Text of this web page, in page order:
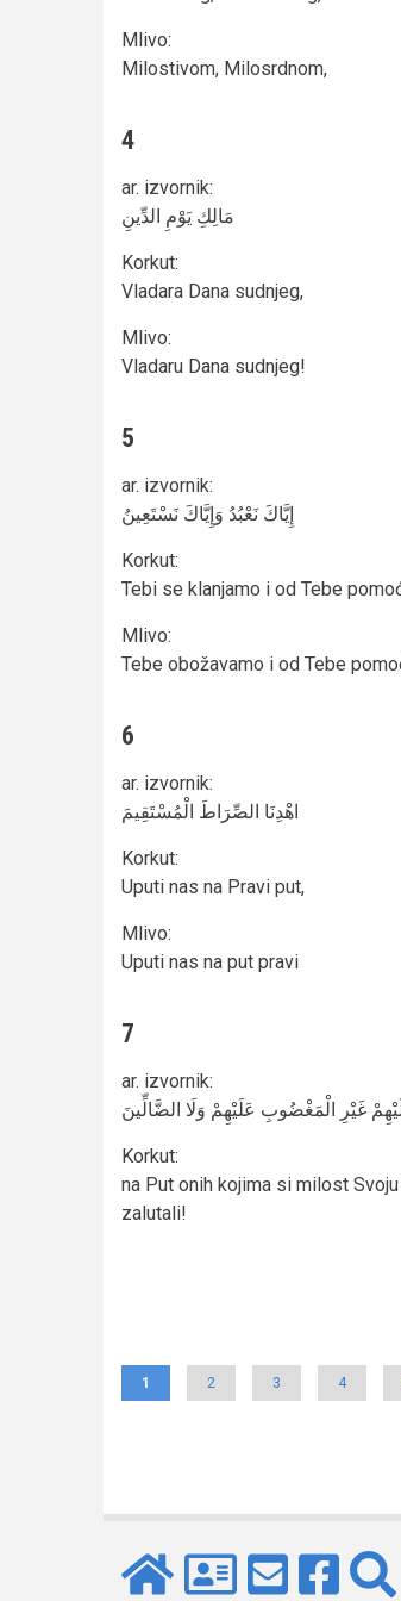
Mlivo:
Milostivom, Milosrdnom,
4
ar. izvornik:
مَالِكِ يَوْمِ الدِّينِ
Korkut:
Vladara Dana sudnjeg,
Mlivo:
Vladaru Dana sudnjeg!
5
ar. izvornik:
إِيَّاكَ نَعْبُدُ وَإِيَّاكَ نَسْتَعِينُ
Korkut:
Tebi se klanjamo i od Tebe
Mlivo:
Tebe obožavamo i od Tebe
6
ar. izvornik:
اهْدِنَا الصِّرَاطَ الْمُسْتَقِيمَ
Korkut:
Uputi nas na Pravi put,
Mlivo:
Uputi nas na put pravi
7
ar. izvornik:
غَيْرِ الْمَغْضُوبِ عَلَيْهِمْ وَلَا الضَّالِّينَ
Korkut:
na Put onih kojima si milost
zalutali!
Current
page
1 Page
2 Page
3 Page
4